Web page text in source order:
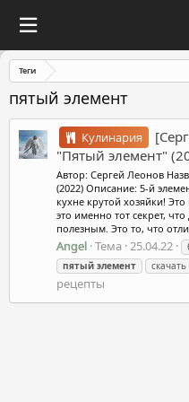
Теги
пятый элемент
Кулинария
"Пятый элемент"
Автор: Сергей Леонов
(2022) Описание: 5-й
кухне крутой хозяйки!
это именно тот секрет,
полезным. Это то, что
Angel Тема 25.04.22
пятый элемент скачать
рецепты